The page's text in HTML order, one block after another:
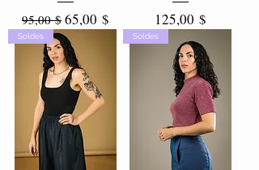
Prix original
95,00 $ Prix promotionnel
65,00 $ Prix
125,00 $
Soldes Soldes